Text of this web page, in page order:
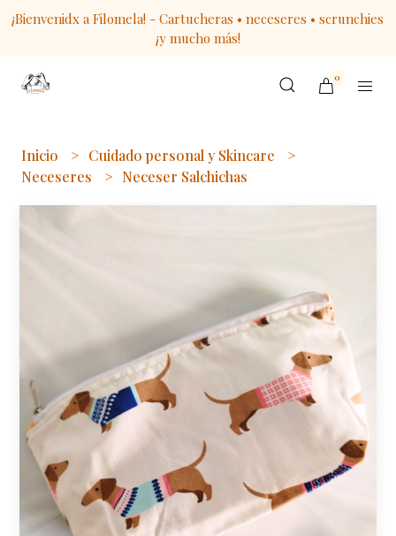
¡Bienvenidx a Filomela! - Cartucheras • neceseres • scrunchies
¡y mucho más!
0
Inicio
Cuidado personal y Skincare
Neceseres
Neceser Salchichas